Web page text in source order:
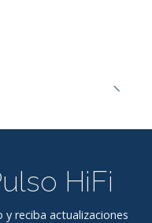
HiFi
reciba actualizaciones